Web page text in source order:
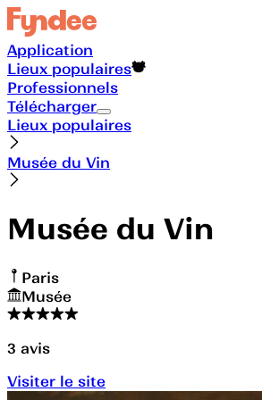
Application
Lieux populaires
Professionnels
Télécharger
Lieux populaires
Musée du Vin
Musée du Vin
Paris
Musée
3 avis
Visiter le site